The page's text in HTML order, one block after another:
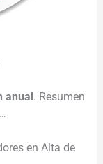
anual. Resumen
en Alta de